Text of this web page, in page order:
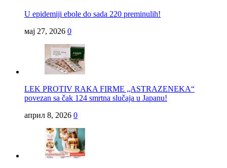
U epidemiji ebole do sada 220 preminulih!
мај 27, 2026 0
LEK PROTIV RAKA FIRME „ASTRAZENEKA“
povezan sa čak 124 smrtna slučaja u Japanu!
април 8, 2026 0